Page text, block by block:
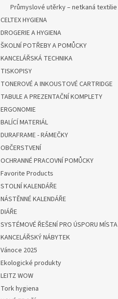
Průmyslové utěrky – netkaná textilie
CELTEX HYGIENA
DROGERIE A HYGIENA
ŠKOLNÍ POTŘEBY A POMŮCKY
KANCELÁŘSKÁ TECHNIKA
TISKOPISY
TONEROVÉ A INKOUSTOVÉ CARTRIDGE
TABULE A PREZENTAČNÍ KOMPLETY
ERGONOMIE
BALÍCÍ MATERIÁL
DURAFRAME - RÁMEČKY
OBČERSTVENÍ
OCHRANNÉ PRACOVNÍ POMŮCKY
Favorite Products
STOLNÍ KALENDÁŘE
NÁSTĚNNÉ KALENDÁŘE
DIÁŘE
SYSTÉMOVÉ ŘEŠENÍ PRO ÚSPORU MÍSTA
KANCELÁŘSKÝ NÁBYTEK
Vánoce 2025
Ekologické produkty
LEITZ WOW
Tork hygiena